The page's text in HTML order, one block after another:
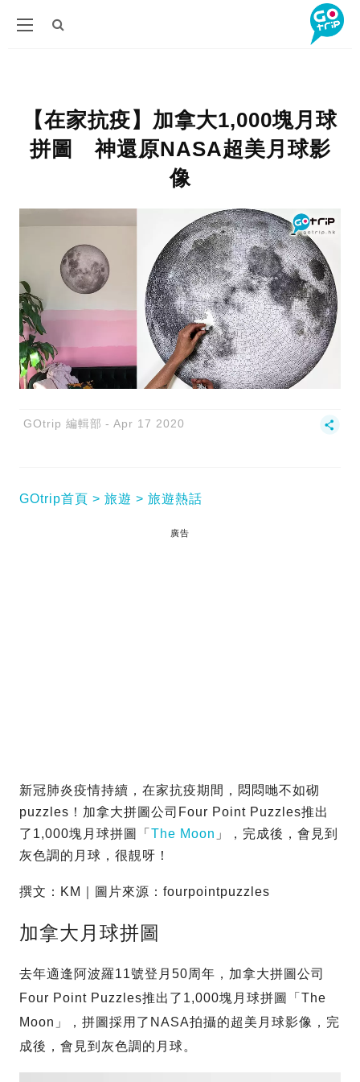
【在家抗疫】加拿大1,000塊月球
拼圖 神還原NASA超美月球影
像
GOtrip 編輯部 Apr 17 2020
GOtrip首頁 旅遊 旅遊熱話
廣告
新冠肺炎疫情持續，在家抗疫期間，悶悶哋不如砌
puzzles！加拿大拼圖公司Four Point Puzzles推出
了1,000塊月球拼圖「 The Moon 」，完成後，會見到
灰色調的月球，很靚呀！
撰文：KM｜圖片來源：fourpointpuzzles
加拿大月球拼圖
去年適逢阿波羅11號登月50周年，加拿大拼圖公司
Four Point Puzzles推出了1,000塊月球拼圖「The
Moon」，拼圖採用了NASA拍攝的超美月球影像，完
成後，會見到灰色調的月球。